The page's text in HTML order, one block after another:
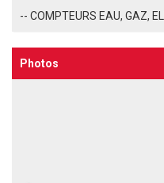
-- COMPTEURS EAU, GAZ,
Photos